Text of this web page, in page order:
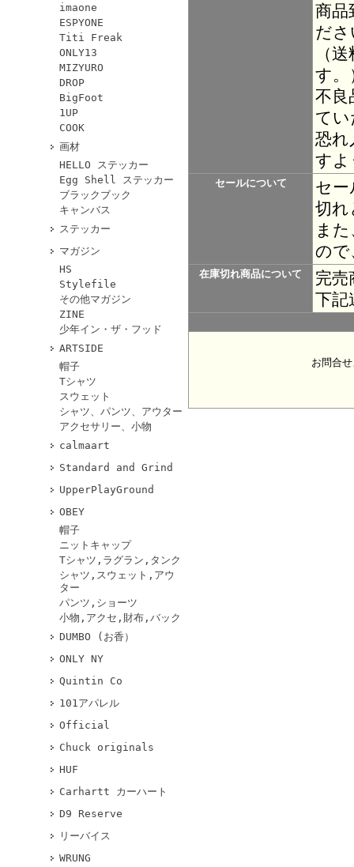
imaone
ESPYONE
Titi Freak
ONLY13
MIZYURO
DROP
BigFoot
1UP
COOK
画材
HELLO ステッカー
Egg Shell ステッカー
ブラックブック
キャンバス
ステッカー
マガジン
HS
Stylefile
その他マガジン
ZINE
少年イン・ザ・フッド
ARTSIDE
帽子
Tシャツ
スウェット
シャツ、パンツ、アウター
アクセサリー、小物
calmaart
Standard and Grind
UpperPlayGround
OBEY
帽子
ニットキャップ
Tシャツ,ラグラン,タンク
シャツ,スウェット,アウ
ター
パンツ,ショーツ
小物,アクセ,財布,バック
DUMBO (お香）
ONLY NY
Quintin Co
101アパレル
Official
Chuck originals
HUF
Carhartt カーハート
D9 Reserve
リーバイス
WRUNG
商品
だ
（
す。
不良
て
恐れ
すよ
セールについて
セ
切れ
ま
ので
在庫切れ商品について
完
下記
お問合